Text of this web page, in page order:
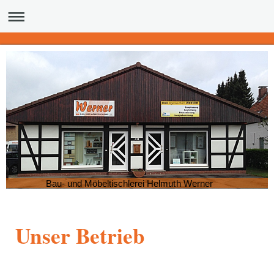
Bau- und Möbeltischlerei Helmuth Werner
Unser Betrieb